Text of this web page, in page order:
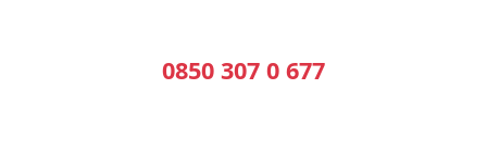
0850 307 0 677